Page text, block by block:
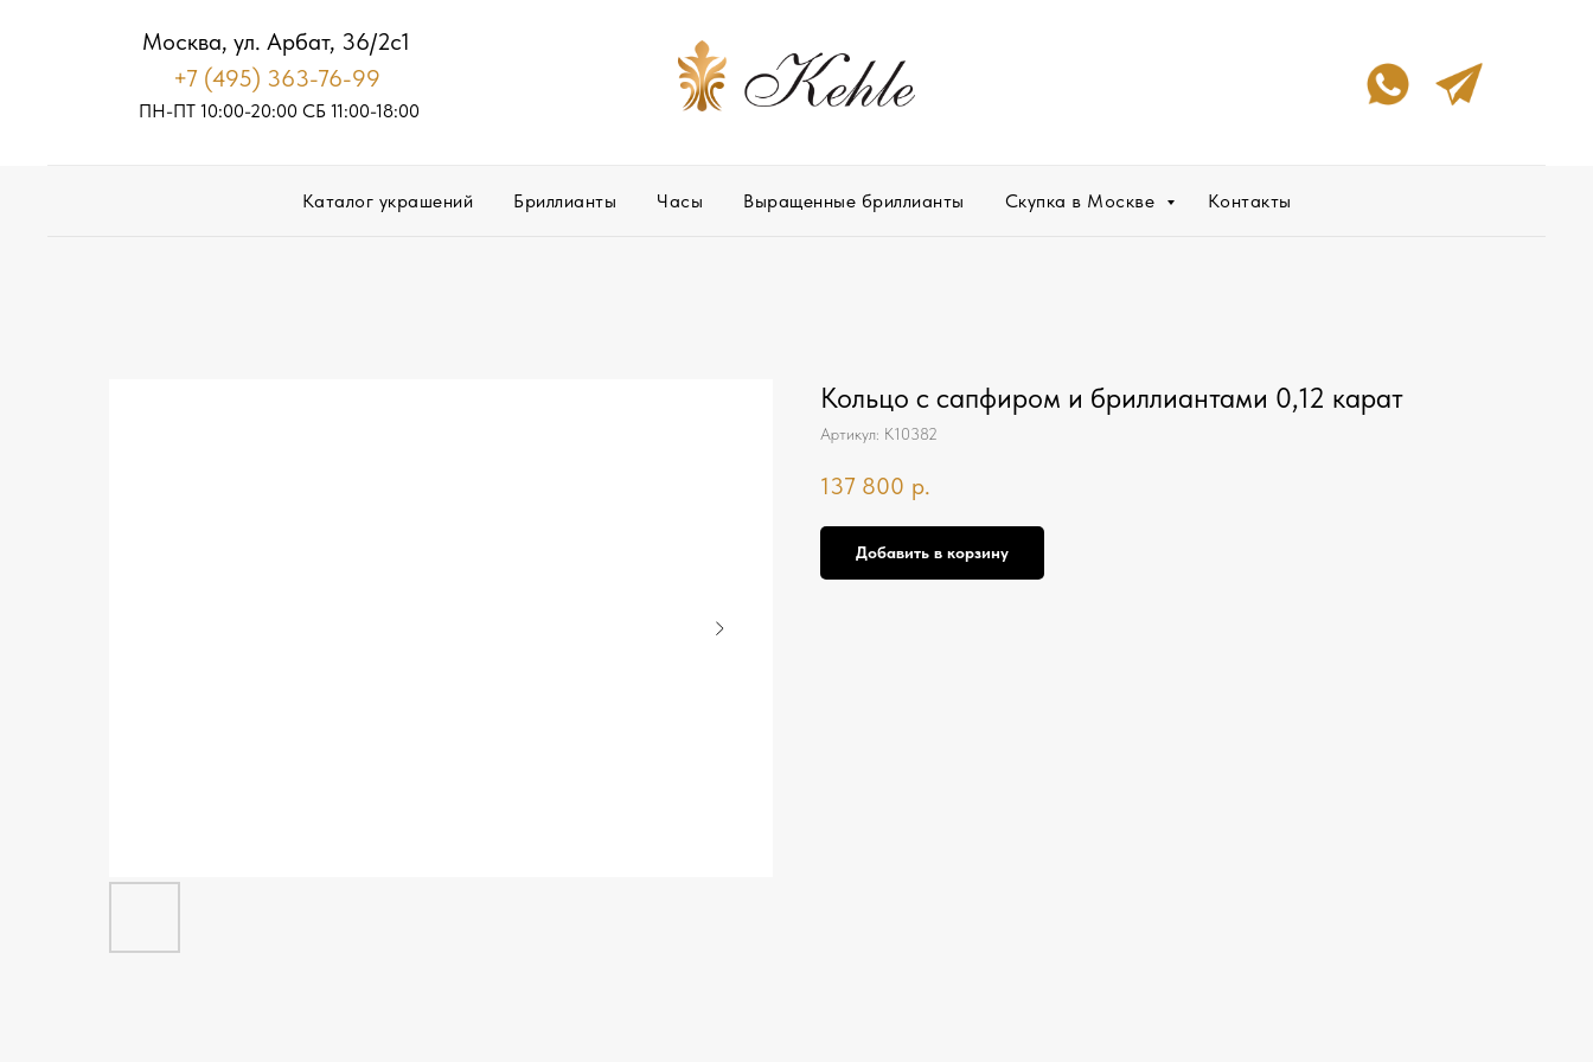
Москва, ул. Арбат, 36/2с1
+7 (495) 363-76-99
ПН-ПТ 10:00-20:00 СБ 11:00-18:00
Каталог украшений Бриллианты Часы Выращенные бриллианты Скупка в Москве Контакты
Кольцо с сапфиром и бриллиантами 0,12 карат
Артикул: К10382
137 800 р.
Добавить в корзину